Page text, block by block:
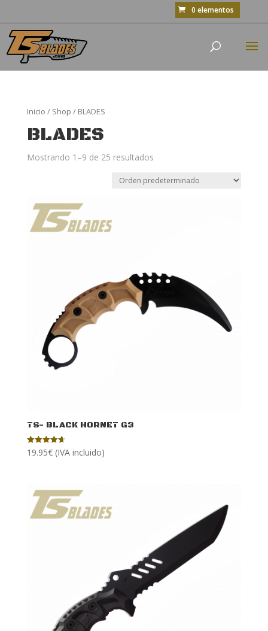
0 elementos
Inicio / Shop / BLADES
BLADES
Mostrando 1–9 de 25 resultados
TS- BLACK HORNET G3
Valorado
con
19.95€ (IVA incluido)